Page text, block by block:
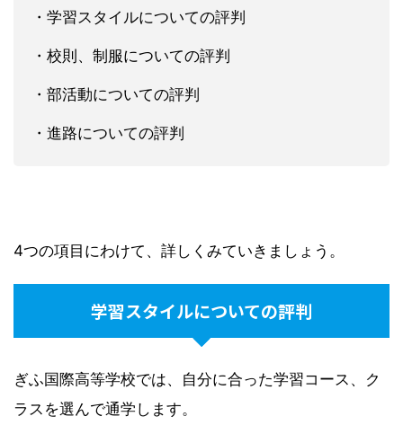
・学習スタイルについての評判
・校則、制服についての評判
・部活動についての評判
・進路についての評判
4つの項目にわけて、詳しくみていきましょう。
学習スタイルについての評判
ぎふ国際高等学校では、自分に合った学習コース、ク
ラスを選んで通学します。